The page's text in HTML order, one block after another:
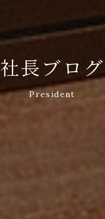
社長ブログ
President